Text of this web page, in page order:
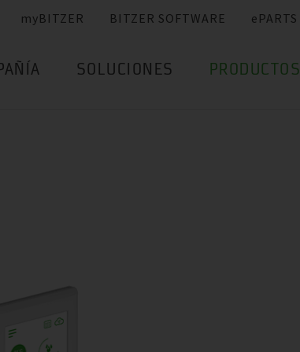
myBITZER BITZER SOFTWARE ePARTS
SOLUCIONES PRODUCTOS